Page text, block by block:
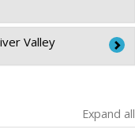
en santé du
de
Valley
Expand all